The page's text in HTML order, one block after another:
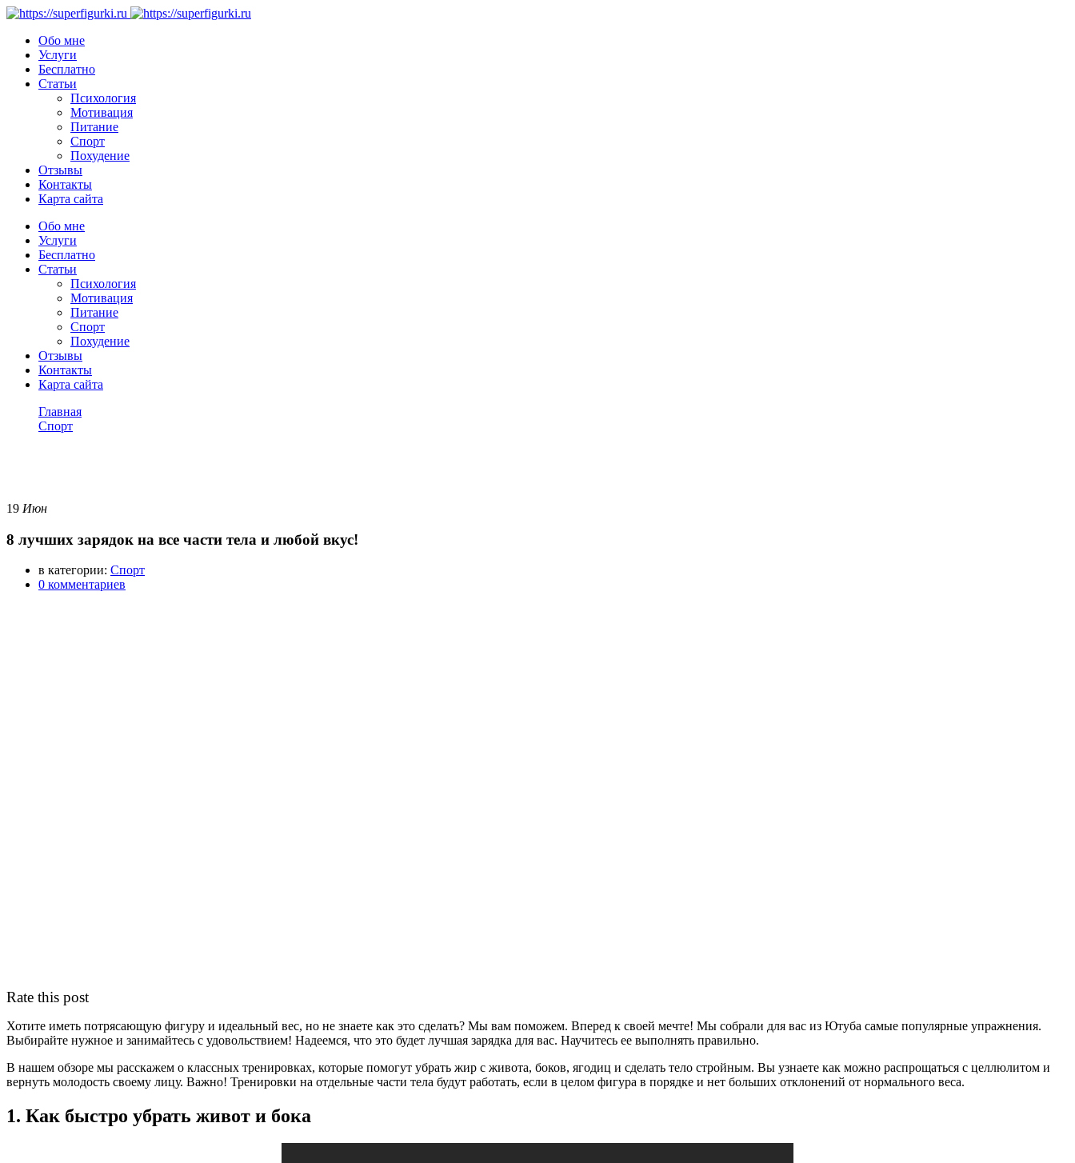
Обо мне
Услуги
Бесплатно
Статьи
Психология
Мотивация
Питание
Спорт
Похудение
Отзывы
Контакты
Карта сайта
Обо мне
Услуги
Бесплатно
Статьи
Психология
Мотивация
Питание
Спорт
Похудение
Отзывы
Контакты
Карта сайта
Главная
Спорт
19 Июн
8 лучших зарядок на все части тела и любой вкус!
в категории: Спорт
0 комментариев
Rate this post
Хотите иметь потрясающую фигуру и идеальный вес, но не знаете как это сделать? Мы вам поможем. Вперед к своей мечте! Мы собрали для вас из Ютуба самые популярные упражнения.
Выбирайте нужное и занимайтесь с удовольствием! Надеемся, что это будет лучшая зарядка для вас. Научитесь ее выполнять правильно.
В нашем обзоре мы расскажем о классных тренировках, которые помогут убрать жир с живота, боков, ягодиц и сделать тело стройным. Вы узнаете как можно распрощаться с целлюлитом и
вернуть молодость своему лицу. Важно! Тренировки на отдельные части тела будут работать, если в целом фигура в порядке и нет больших отклонений от нормального веса.
1. Как быстро убрать живот и бока